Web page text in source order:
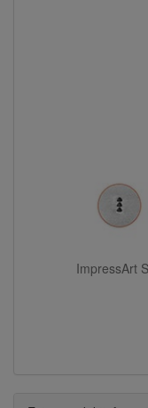
ImpressArt